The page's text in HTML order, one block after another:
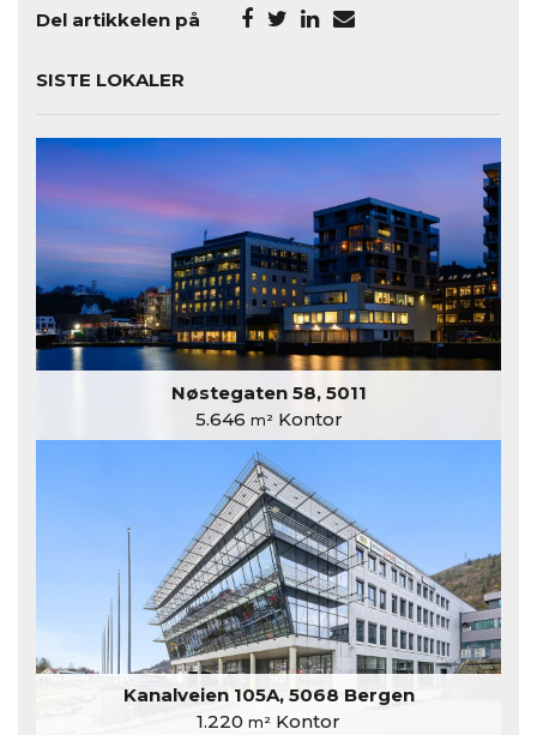
Del artikkelen på
SISTE LOKALER
Nøstegaten 58, 5011
5.646 m²Kontor
Kanalveien 105A, 5068 Bergen
1.220 m² Kontor